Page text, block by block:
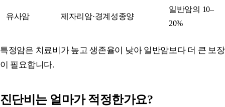
유사암 제자리암·경계성종양
일반암의 10–
20%
특정암은 치료비가 높고 생존율이 낮아 일반암보다 더 큰 보장
이 필요합니다.
진단비는 얼마가 적정한가요?